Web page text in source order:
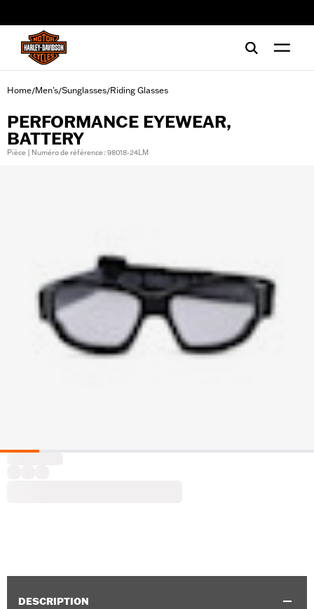
Home/Men's/Sunglasses/Riding Glasses
PERFORMANCE EYEWEAR,
BATTERY
Pièce | Numéro de référence : 98018-24LM
DESCRIPTION